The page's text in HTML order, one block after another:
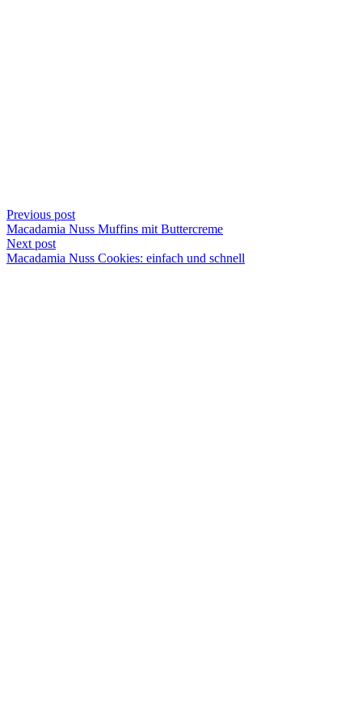
Previous post
Macadamia Nuss Muffins mit Buttercreme
Next post
Macadamia Nuss Cookies: einfach und schnell